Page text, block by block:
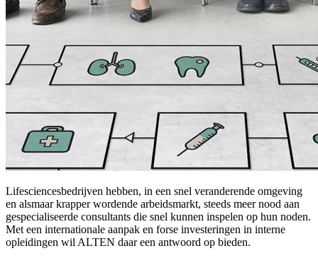
Lifesciencesbedrijven hebben, in een snel veranderende omgeving
en alsmaar krapper wordende arbeidsmarkt, steeds meer nood aan
gespecialiseerde consultants die snel kunnen inspelen op hun noden.
Met een internationale aanpak en forse investeringen in interne
opleidingen wil ALTEN daar een antwoord op bieden.